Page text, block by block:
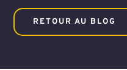
RETOUR AU BLOG